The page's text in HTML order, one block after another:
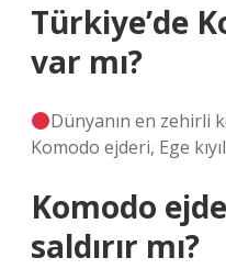
Türkiye’de
var mı?
Dünyanın en zehirli
Komodo ejderi, Ege
Komodo
saldırır mı?